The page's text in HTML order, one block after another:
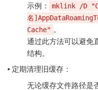
示例：
mklink /D
名
Cache" 。
通过此方法可以避免
结构。
• 定期清理旧缓存：
无论缓存文件路径是